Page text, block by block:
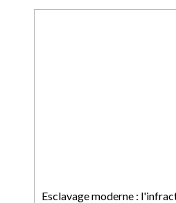
Esclavage moderne :